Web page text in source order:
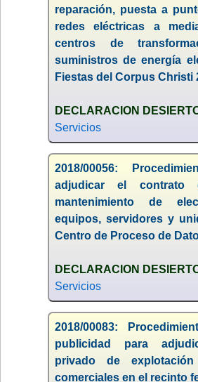
reparación, puesta a
redes eléctricas a
centros de
suministros de energía
Fiestas del Corpus Christi
DECLARACION
Servicios
2018/00056:
adjudicar el contrato
mantenimiento de
equipos, servidores y
Centro de Proceso de
DECLARACION
Servicios
2018/00083:
publicidad para
privado de
comerciales en el recinto